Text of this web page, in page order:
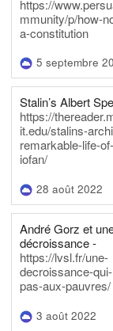
https://
mmunity/p/how-
a-constitution
5 septembre
Stalin’s Albert
https://
it.edu/stalins-
remarkable-life-
iofan/
28 août 2022
André Gorz et
décroissance -
https://lvsl.fr/une-
decroissance-
pas-aux-pauvres/
3 août 2022